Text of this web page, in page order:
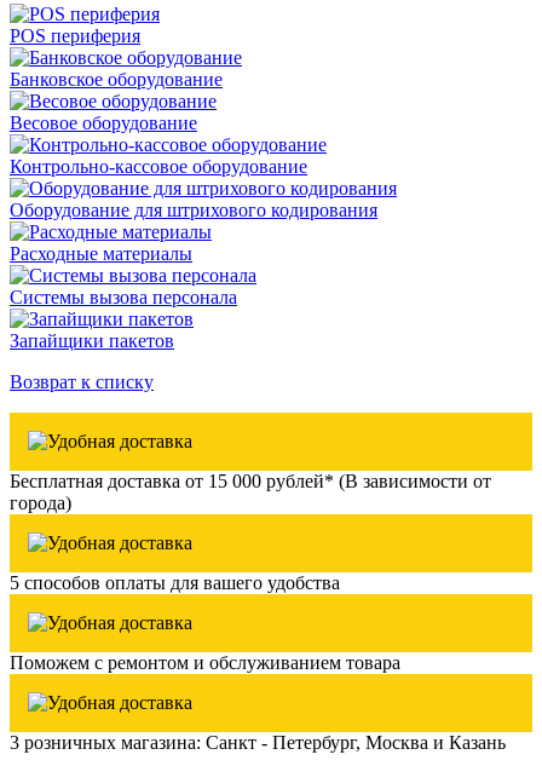
POS периферия
Банковское оборудование
Весовое оборудование
Контрольно-кассовое оборудование
Оборудование для штрихового кодирования
Расходные материалы
Системы вызова персонала
Запайщики пакетов
Возврат к списку
Бесплатная доставка от 15 000 рублей* (В зависимости от
города)
5 способов оплаты для вашего удобства
Поможем с ремонтом и обслуживанием товара
3 розничных магазина: Санкт - Петербург, Москва и Казань